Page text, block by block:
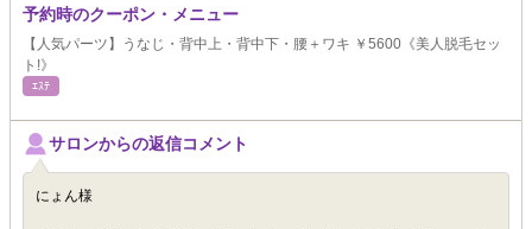
予約時のクーポン・メニュー
【人気パーツ】うなじ・背中上・背中下・腰＋ワキ ￥5600《美人脱毛セッ
ト!》
ｴｽﾃ
サロンからの返信コメント
にょん様